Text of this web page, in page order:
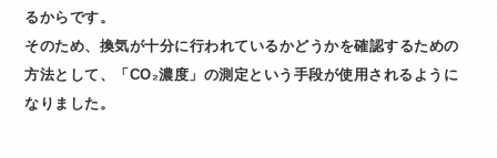
るからです。
そのため、換気が十分に行われているかどうかを確認するための
方法として、「CO₂濃度」の測定という手段が使用されるように
なりました。